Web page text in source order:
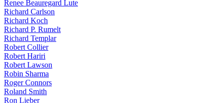
Renee Beauregard Lute
Richard Carlson
Richard Koch
Richard P. Rumelt
Richard Templar
Robert Collier
Robert Hariri
Robert Lawson
Robin Sharma
Roger Connors
Roland Smith
Ron Lieber